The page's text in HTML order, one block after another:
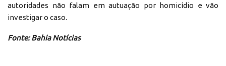
autoridades não falam em autuação por homicídio e vão
investigar o caso.
Fonte: Bahia Notícias